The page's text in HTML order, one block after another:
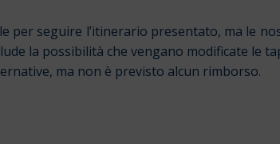
per seguire l’itinerario presentato, ma le
la possibilità che vengano modificate le
ma non è previsto alcun rimborso.